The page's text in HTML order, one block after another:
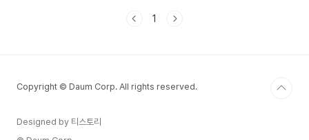
세 차례에 걸쳐 총 100만 장의 숙박 할인권을 배포할 예정입니다. 이번 3월 행
1
Copyright © Daum Corp. All rights reserved.
Designed by 티스토리